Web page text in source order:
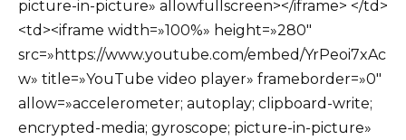
picture-in-picture» allowfullscreen></iframe> </td>
<td><iframe width=»100%» height=»280″
src=»https://www.youtube.com/embed/YrPeoi7xAc
w» title=»YouTube video player» frameborder=»0″
allow=»accelerometer; autoplay; clipboard-write;
encrypted-media; gyroscope; picture-in-picture»